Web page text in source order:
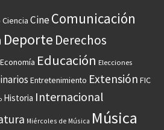
Ciencia CineComunicación
Deporte Derechos
Economía Educación Elecciones
Entretenimiento Extensión FIC
Historia Internacional
Miércoles de Música Música